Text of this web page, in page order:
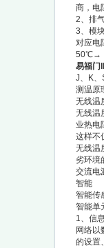
商，电
2、排
3、模
对应电
50℃→
易福门
J、K、
测温原
无线温
无线温
业热电
这样不
无线温
劣环境
交流电
智能
智能传
智能单
1、信
网络以
的设置